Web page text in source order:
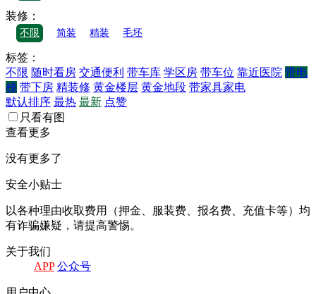
装修：
不限 简装 精装 毛坯
标签：
不限 随时看房 交通便利 带车库 学区房 带车位 靠近医院 带电
梯 带下房 精装修 黄金楼层 黄金地段 带家具家电
默认排序 最热 最新 点赞
只看有图
查看更多
没有更多了
安全小贴士
以各种理由收取费⽤（押⾦、服装费、报名费、充值卡等）均
有诈骗嫌疑，请提⾼警惕。
关于我们
APP 公众号